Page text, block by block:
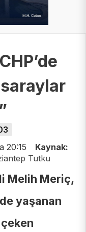
20:15
Kaynak:
Tutku
Melih Meriç,
yaşanan